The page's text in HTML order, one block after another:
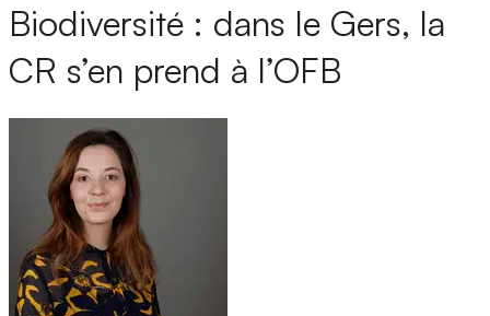
Biodiversité : dans le Gers, la
CR s’en prend à l’OFB